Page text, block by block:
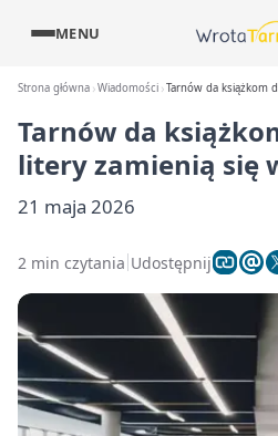
MENU
Strona główna Wiadomości Tarnów da książkom
Tarnów da
litery zamienią się
21 maja 2026
2 min czytania Udostępnij